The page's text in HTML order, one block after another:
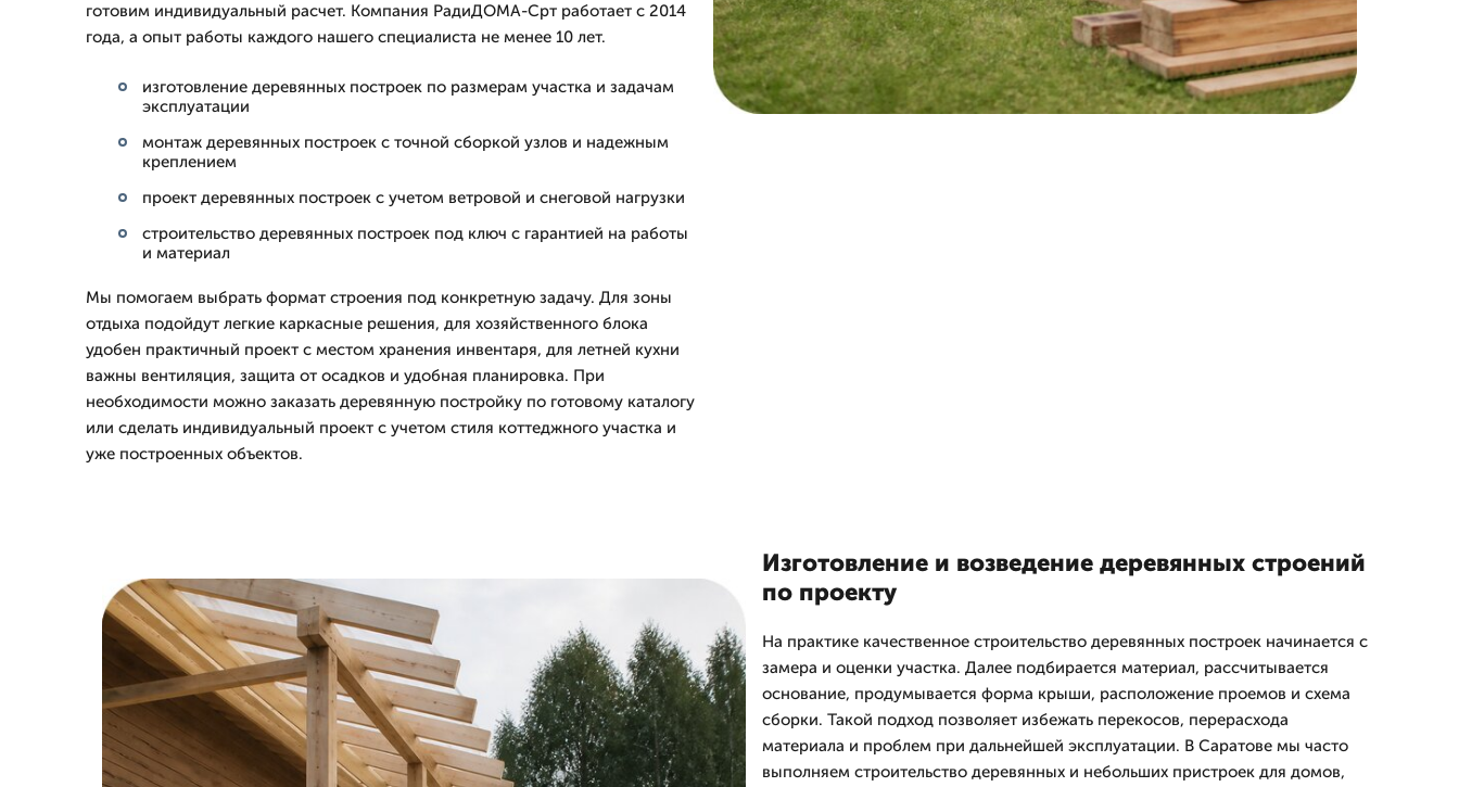
готовим индивидуальный расчет. Компания РадиДОМА-Срт работает с 2014
года, а опыт работы каждого нашего специалиста не менее 10 лет.
изготовление деревянных построек по размерам участка и задачам
эксплуатации
монтаж деревянных построек с точной сборкой узлов и надежным
креплением
проект деревянных построек с учетом ветровой и снеговой нагрузки
строительство деревянных построек под ключ с гарантией на работы
и материал
Мы помогаем выбрать формат строения под конкретную задачу. Для зоны
отдыха подойдут легкие каркасные решения, для хозяйственного блока
удобен практичный проект с местом хранения инвентаря, для летней кухни
важны вентиляция, защита от осадков и удобная планировка. При
необходимости можно заказать деревянную постройку по готовому каталогу
или сделать индивидуальный проект с учетом стиля коттеджного участка и
уже построенных объектов.
Изготовление и возведение деревянных строений
по проекту
На практике качественное строительство деревянных построек начинается с
замера и оценки участка. Далее подбирается материал, рассчитывается
основание, продумывается форма крыши, расположение проемов и схема
сборки. Такой подход позволяет избежать перекосов, перерасхода
материала и проблем при дальнейшей эксплуатации. В Саратове мы часто
выполняем строительство деревянных и небольших пристроек для домов,